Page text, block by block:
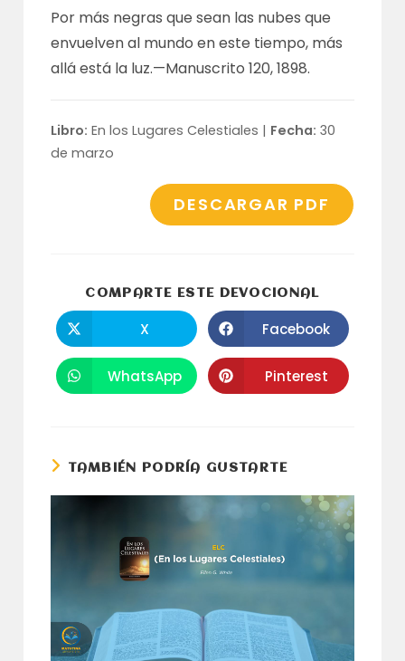
Por más negras que sean las nubes que
envuelven al mundo en este tiempo, más
allá está la luz.—Manuscrito 120, 1898.
Libro: En los Lugares Celestiales | Fecha: 30
de marzo
DESCARGAR PDF
COMPARTE ESTE DEVOCIONAL
abre
en
una
nueva
ventana
X Se
abre
en
una
nueva
ventana
Facebook
Se
abre
WhatsApp Se
abre
Pinterest
TAMBIÉN PODRÍA GUSTARTE